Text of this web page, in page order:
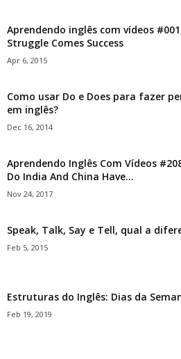
Aprendendo inglês com vídeos
Struggle Comes Success
Apr 6, 2015
Como usar Do e Does para fazer
em inglês?
Dec 16, 2014
Aprendendo Inglês Com Vídeos
Do India And China Have...
Nov 24, 2017
Speak, Talk, Say e Tell, qual a
Feb 5, 2015
Estruturas do Inglês: Dias da
Feb 19, 2019